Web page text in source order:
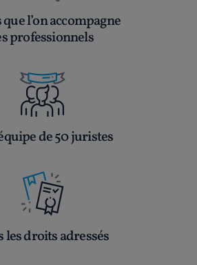
que l’on accompagne
professionnels
de 50 juristes
les droits adressés